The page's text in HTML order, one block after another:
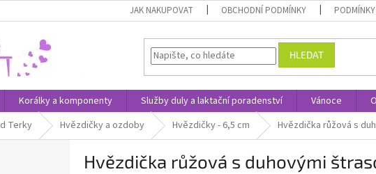
JAK NAKUPOVAT OBCHODNÍ PODMÍNKY
HLEDAT
Korálky a komponenty Služby duly a laktační poradenství Vánoce
Terky Hvězdičky a ozdoby Hvězdičky - 6,5 cm Hvězdička růžová s
Hvězdička růžová s duhovými